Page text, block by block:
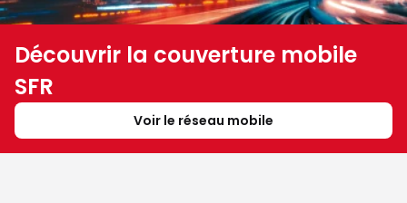
Découvrir la couverture mobile
SFR
Voir le réseau mobile